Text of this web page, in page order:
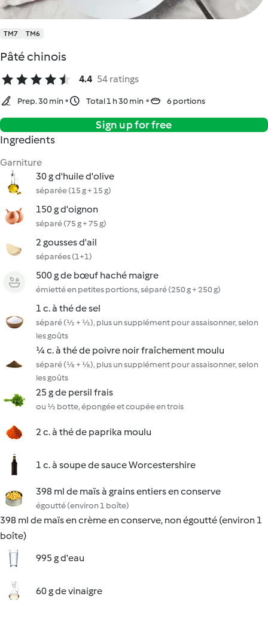
TM7 TM6
Pâté chinois
4.4 54 ratings
Prep. 30 min Total 1 h 30 min 6 portions
Sign up for free
Ingredients
Garniture
30 g d'huile d'olive
séparée (15 g + 15 g)
150 g d'oignon
séparé (75 g + 75 g)
2 gousses d'ail
séparées (1+1)
500 g de bœuf haché maigre
émietté en petites portions, séparé (250 g + 250 g)
1 c. à thé de sel
séparé (½ + ½), plus un supplément pour assaisonner, selon
les goûts
¼ c. à thé de poivre noir fraîchement moulu
séparé (⅛ + ⅛), plus un supplément pour assaisonner, selon
les goûts
25 g de persil frais
ou ½ botte, épongée et coupée en trois
2 c. à thé de paprika moulu
1 c. à soupe de sauce Worcestershire
398 ml de maïs à grains entiers en conserve
égoutté (environ 1 boîte)
398 ml de maïs en crème en conserve, non égoutté (environ 1
boîte)
995 g d'eau
60 g de vinaigre